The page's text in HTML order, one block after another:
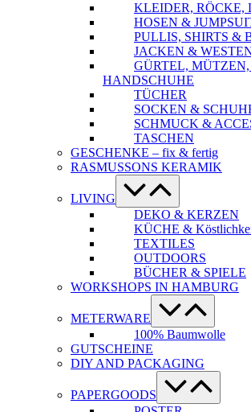
KLEIDER, RÖCKE,
HOSEN &
PULLIS, SHIRTS &
JACKEN &
GÜRTEL,
HANDSCHUHE
TÜCHER
SOCKEN &
SCHMUCK &
TASCHEN
GESCHENKE – fix & fertig
RASMUSSONS KERAMIK
LIVING
Menü-
Schalter
DEKO & KERZEN
KÜCHE &
TEXTILES
OUTDOORS
BÜCHER & SPIELE
WORKSHOPS IN HAMBURG
METERWARE
Menü-
Schalter
100% Baumwolle
GUTSCHEINE
DIY AND PACKAGING
PAPERGOODS
Menü-
Schalter